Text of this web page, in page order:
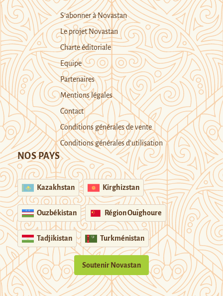
S’abonner à Novastan
Le projet Novastan
Charte éditoriale
Equipe
Partenaires
Mentions légales
Contact
Conditions générales de vente
Conditions générales d’utilisation
NOS PAYS
Kazakhstan Kirghizstan
Ouzbékistan Région Ouïghoure
Tadjikistan Turkménistan
Soutenir Novastan